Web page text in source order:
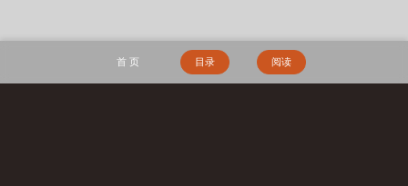
来了。” 沈栾：？？？ 行吧，谁跟钱过不去呢。 本以为
以后他就要过着米虫般的生活混吃等死了，谁料一个月后他恶心呕
与她闲坐数流萤 林寿曹雪蓉民间第一禁忌完整版
首 页 目录 阅读